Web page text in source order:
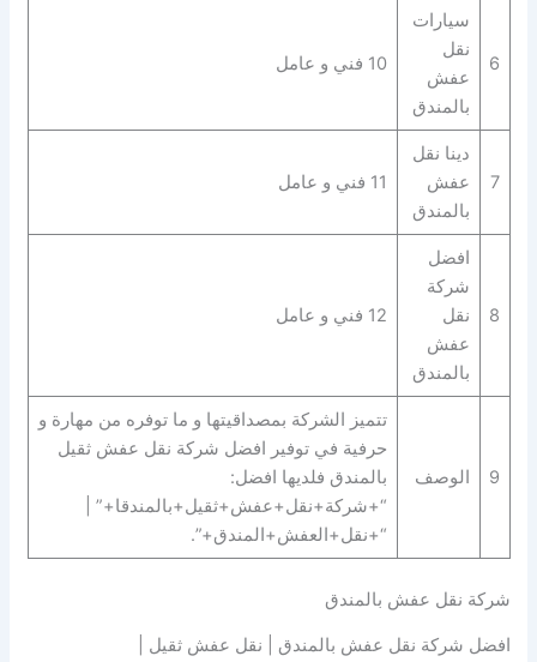
6
سيارات
نقل
عفش
بالمندق
10 فني و عامل
7
دينا نقل
عفش
بالمندق
11 فني و عامل
8
افضل
شركة
نقل
عفش
بالمندق
12 فني و عامل
9 الوصف
تتميز الشركة بمصداقيتها و ما توفره من مهارة و
حرفية في توفير افضل شركة نقل عفش ثقيل
بالمندق فلديها افضل:
“+شركة+نقل+عفش+ثقيل+بالمندقا+” |
“+نقل+العفش+المندق+”.
شركة نقل عفش بالمندق
افضل شركة نقل عفش بالمندق | نقل عفش ثقيل |